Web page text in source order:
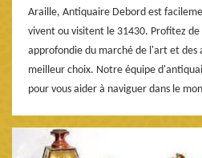
Araille, Antiquaire Debord est
vivent ou visitent le 31430. Profitez
approfondie du marché de l'art et des
meilleur choix. Notre équipe
pour vous aider à naviguer dans le